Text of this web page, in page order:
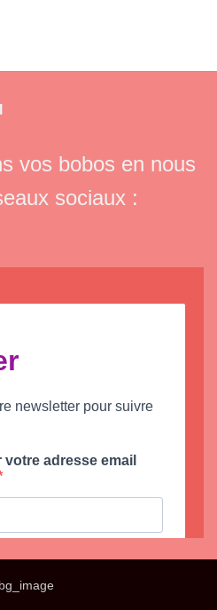
vos bobos en nous
sociaux :